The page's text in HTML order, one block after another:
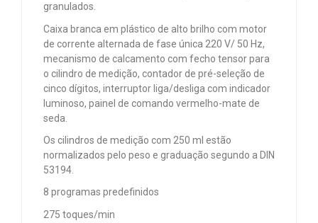
granulados.
Caixa branca em plástico de alto brilho com motor
de corrente alternada de fase única 220 V/ 50 Hz,
mecanismo de calcamento com fecho tensor para
o cilindro de medição, contador de pré-seleção de
cinco dígitos, interruptor liga/desliga com indicador
luminoso, painel de comando vermelho-mate de
seda.
Os cilindros de medição com 250 ml estão
normalizados pelo peso e graduação segundo a DIN
53194.
8 programas predefinidos
275 toques/min